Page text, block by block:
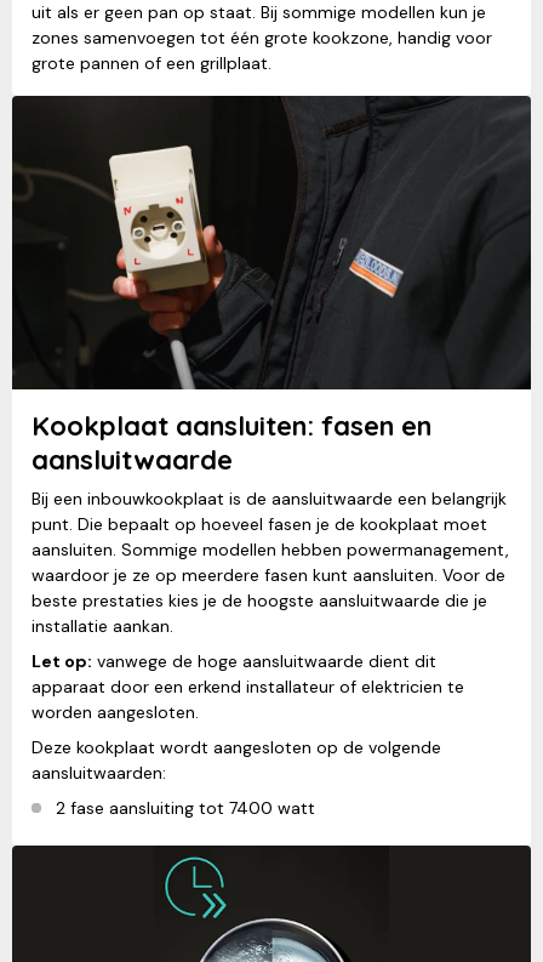
uit als er geen pan op staat. Bij sommige modellen kun je
zones samenvoegen tot één grote kookzone, handig voor
grote pannen of een grillplaat.
Kookplaat aansluiten: fasen en
aansluitwaarde
Bij een inbouwkookplaat is de aansluitwaarde een belangrijk
punt. Die bepaalt op hoeveel fasen je de kookplaat moet
aansluiten. Sommige modellen hebben powermanagement,
waardoor je ze op meerdere fasen kunt aansluiten. Voor de
beste prestaties kies je de hoogste aansluitwaarde die je
installatie aankan.
Let op: vanwege de hoge aansluitwaarde dient dit
apparaat door een erkend installateur of elektricien te
worden aangesloten.
Deze kookplaat wordt aangesloten op de volgende
aansluitwaarden:
2 fase aansluiting tot 7400 watt